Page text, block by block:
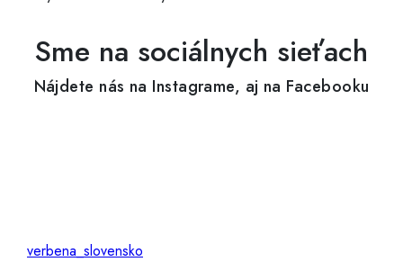
Sme na sociálnych sieťach
Nájdete nás na Instagrame, aj na Facebooku
verbena_slovensko